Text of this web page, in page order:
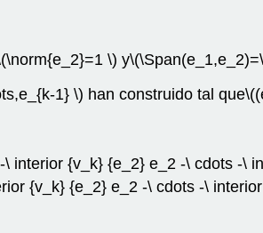
\) y
1} \) han construido tal que
interior {v_k} {e_2} e_2 -\ cdots -\
{v_k} {e_2} e_2 -\ cdots -\